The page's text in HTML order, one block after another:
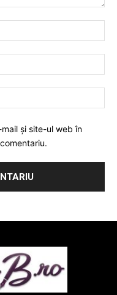
și site-ul web în